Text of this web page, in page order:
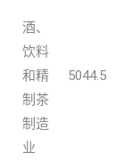
酒、
饮料
和精
制茶
制造
业
5044.5